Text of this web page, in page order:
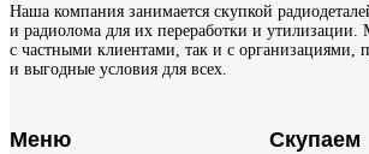
Наша компания занимается скупкой
и радиолома для их переработки и утилизации.
с частными клиентами, так и с организациями,
и выгодные условия для всех.
Меню Скупаем